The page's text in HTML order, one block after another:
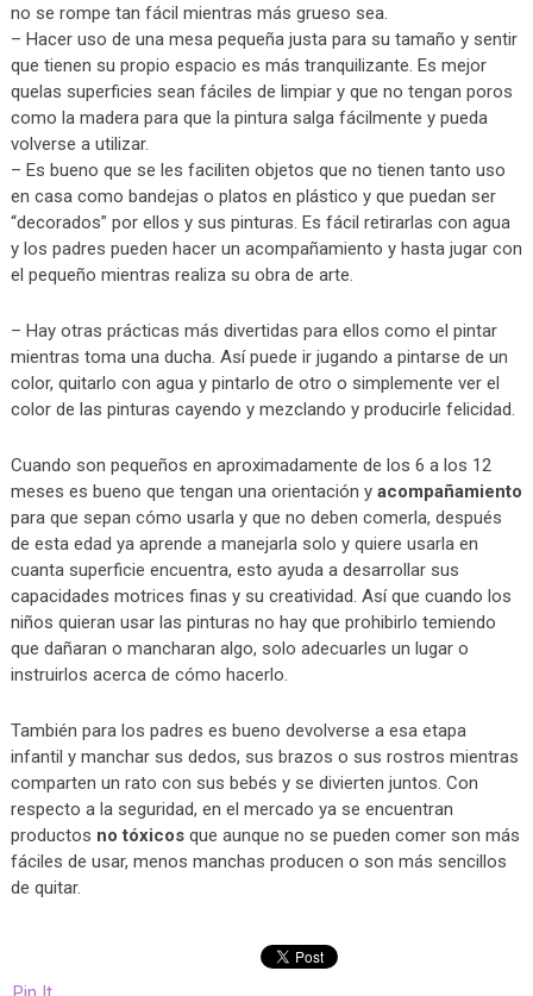
no se rompe tan fácil mientras más grueso sea.
– Hacer uso de una mesa pequeña justa para su tamaño y sentir
que tienen su propio espacio es más tranquilizante. Es mejor
quelas superficies sean fáciles de limpiar y que no tengan poros
como la madera para que la pintura salga fácilmente y pueda
volverse a utilizar.
– Es bueno que se les faciliten objetos que no tienen tanto uso
en casa como bandejas o platos en plástico y que puedan ser
“decorados” por ellos y sus pinturas. Es fácil retirarlas con agua
y los padres pueden hacer un acompañamiento y hasta jugar con
el pequeño mientras realiza su obra de arte.
– Hay otras prácticas más divertidas para ellos como el pintar
mientras toma una ducha. Así puede ir jugando a pintarse de un
color, quitarlo con agua y pintarlo de otro o simplemente ver el
color de las pinturas cayendo y mezclando y producirle felicidad.
Cuando son pequeños en aproximadamente de los 6 a los 12
meses es bueno que tengan una orientación y acompañamiento
para que sepan cómo usarla y que no deben comerla, después
de esta edad ya aprende a manejarla solo y quiere usarla en
cuanta superficie encuentra, esto ayuda a desarrollar sus
capacidades motrices finas y su creatividad. Así que cuando los
niños quieran usar las pinturas no hay que prohibirlo temiendo
que dañaran o mancharan algo, solo adecuarles un lugar o
instruirlos acerca de cómo hacerlo.
También para los padres es bueno devolverse a esa etapa
infantil y manchar sus dedos, sus brazos o sus rostros mientras
comparten un rato con sus bebés y se divierten juntos. Con
respecto a la seguridad, en el mercado ya se encuentran
productos no tóxicosque aunque no se pueden comer son más
fáciles de usar, menos manchas producen o son más sencillos
de quitar.